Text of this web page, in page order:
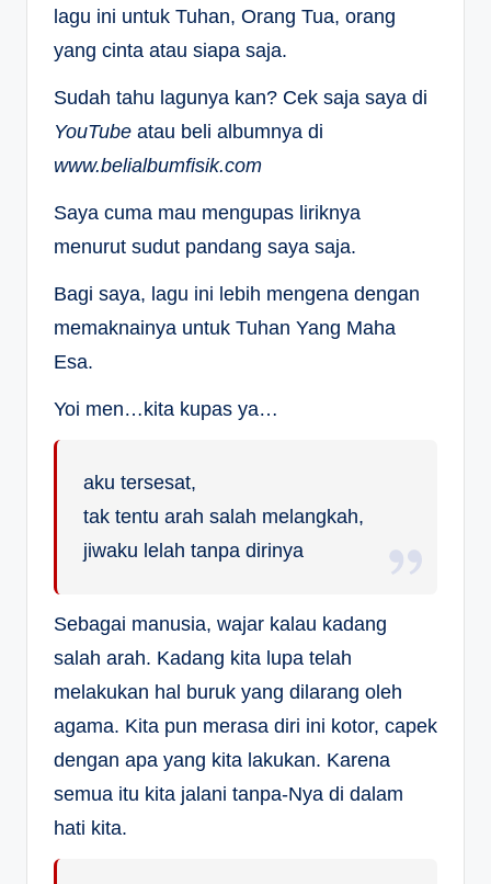
lagu ini untuk Tuhan, Orang Tua, orang
yang cinta atau siapa saja.
Sudah tahu lagunya kan? Cek saja saya di
YouTube atau beli albumnya di
www.belialbumfisik.com
Saya cuma mau mengupas liriknya
menurut sudut pandang saya saja.
Bagi saya, lagu ini lebih mengena dengan
memaknainya untuk Tuhan Yang Maha
Esa.
Yoi men…kita kupas ya…
aku tersesat,
tak tentu arah salah melangkah,
jiwaku lelah tanpa dirinya
Sebagai manusia, wajar kalau kadang
salah arah. Kadang kita lupa telah
melakukan hal buruk yang dilarang oleh
agama. Kita pun merasa diri ini kotor, capek
dengan apa yang kita lakukan. Karena
semua itu kita jalani tanpa-Nya di dalam
hati kita.